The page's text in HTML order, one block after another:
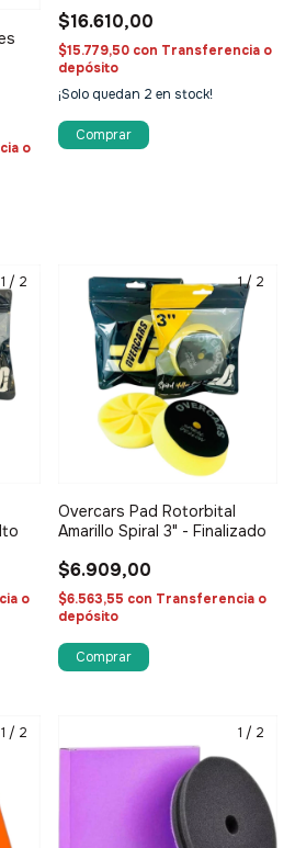
o
$16.610,00
$15.779,50 con Transferencia o
depósito
¡Solo quedan 2 en stock!
1 / 2
o
1/ 2
Overcars Pad Rotorbital
Amarillo Spiral 3" - Finalizado
$6.909,00
$6.563,55 con Transferencia o
depósito
1 / 2 1 / 2
seguro. No spam, lo prometemos.